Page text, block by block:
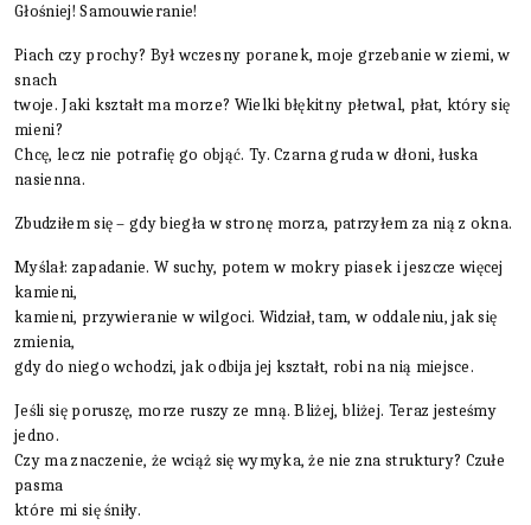
Głośniej! Samouwieranie!
Piach czy prochy? Był wczesny poranek, moje grzebanie w ziemi, w
snach
twoje. Jaki kształt ma morze? Wielki błękitny płetwal, płat, który się
mieni?
Chcę, lecz nie potrafię go objąć. Ty. Czarna gruda w dłoni, łuska
nasienna.
Zbudziłem się – gdy biegła w stronę morza, patrzyłem za nią z okna.
Myślał: zapadanie. W suchy, potem w mokry piasek i jeszcze więcej
kamieni,
kamieni, przywieranie w wilgoci. Widział, tam, w oddaleniu, jak się
zmienia,
gdy do niego wchodzi, jak odbija jej kształt, robi na nią miejsce.
Jeśli się poruszę, morze ruszy ze mną. Bliżej, bliżej. Teraz jesteśmy
jedno.
Czy ma znaczenie, że wciąż się wymyka, że nie zna struktury? Czułe
pasma
które mi się śniły.